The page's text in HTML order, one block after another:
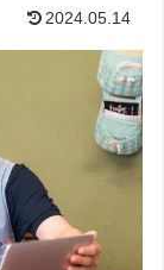
2024.05.14